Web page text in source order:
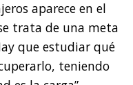
aparece en el
trata de una meta
que estudiar qué
teniendo